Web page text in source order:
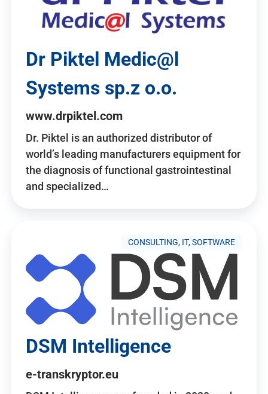
Dr Piktel Medic@l
Systems sp.z o.o.
www.drpiktel.com
Dr. Piktel is an authorized distributor of
world’s leading manufacturers equipment for
the diagnosis of functional gastrointestinal
and specialized…
CONSULTING, IT, SOFTWARE
DSM Intelligence
e-transkryptor.eu